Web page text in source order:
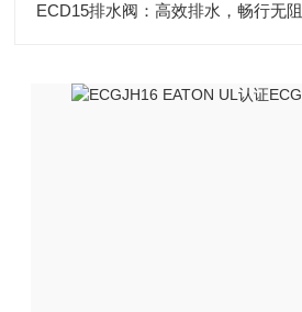
ECD15排水阀：高效排水，畅行无阻